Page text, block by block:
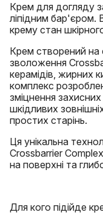
Крем для догляду
ліпідним бар'єром.
крему стан
Крем створений на
зволоження
керамідів, жирних
комплекс
зміцнення захисних
шкідливих
простих старінь.
Ця унікальна
Crossbarrier
на поверхні та
Для кого підійде